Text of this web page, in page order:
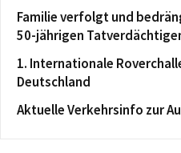
Familie verfolgt und
50-jährigen
1. Internationale
Deutschland
Aktuelle Verkehrsinfo zur